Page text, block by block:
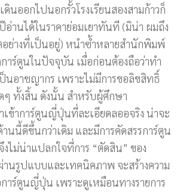
นออกไปนอกรั้วโรงเรียนสองสามก้าวก็
อ่านได้ในราคาย่อมเยาทันที (มิน่า ผมถึง
อย่างที่เป็นอยู่) หนำซ้ำหลายสำนักพิมพ์
าร์ตูนในปัจจุบัน เมื่อก่อนต้องถือว่าทำ
นอาชญากร เพราะไม่มีการขอลิขสิทธิ์
ๆ ทั้งสิ้น ดังนั้น สำหรับผู้ศึกษา
เข้าการ์ตูนญี่ปุ่นที่ละเอียดลออจริง น่าจะ
นนี้ดีขึ้นกว่าเดิม และมีการคัดสรรการ์ตูน
งไม่น่าแปลกใจที่การ “ตัดสิน” ของ
านรูปแบบและเทคนิคภาพ จะสร้างความ
ร์ตูนญี่ปุ่น เพราะดูเหมือนทางรายการ